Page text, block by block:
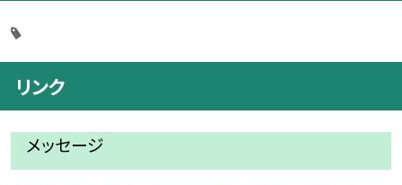
リンク
メッセージ